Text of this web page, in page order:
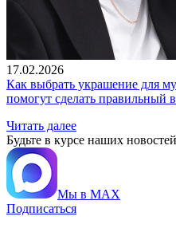
17.02.2026
Как выбрать украшение для
помогут сделать правильный
Читать далее
Будьте в курсе наших
Мы в MAX
Подписаться